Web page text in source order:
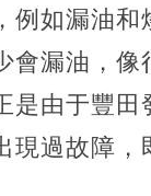
例如漏油和
會漏油，
是由于豐
現過故障